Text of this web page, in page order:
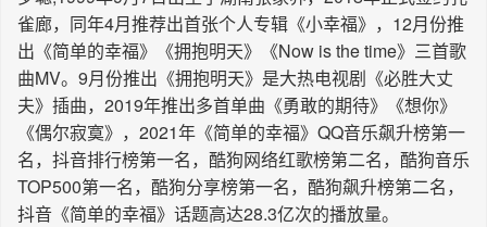
长按识别二维码
雀廊，同年4月推荐出首张个人专辑《小幸福》，12月份推
出 《简单的幸福》 《拥抱明天》 《Now is the time》 三首歌
曲MV。9月份推出 《拥抱明天》 是大热电视剧《必胜大丈
夫》插曲，2019年推出多首单曲《勇敢的期待》《想你》
《偶尔寂寞》，2021年 《简单的幸福》 QQ音乐飙升榜第一
名，抖音排行榜第一名，酷狗网络红歌榜第二名，酷狗音乐
TOP500第一名，酷狗分享榜第一名，酷狗飙升榜第二名，
抖音《简单的幸福》话题高达28.3亿次的播放量。